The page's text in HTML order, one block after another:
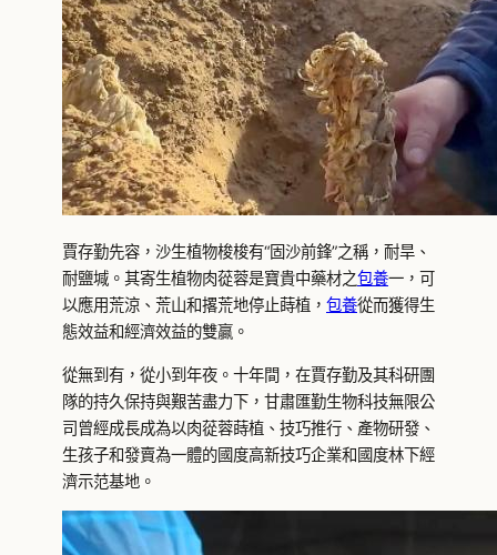
賈存勤先容，沙生植物梭梭有“固沙前鋒”之稱，耐旱、
耐鹽堿。其寄生植物肉蓯蓉是寶貴中藥材之包養一，可
以應用荒涼、荒山和撂荒地停止蒔植， 包養從而獲得生
態效益和經濟效益的雙贏。
從無到有，從小到年夜。十年間，在賈存勤及其科研團
隊的持久保持與艱苦盡力下，甘肅匯勤生物科技無限公
司曾經成長成為以肉蓯蓉蒔植、技巧推行、產物研發、
生孩子和發賣為一體的國度高新技巧企業和國度林下經
濟示范基地。